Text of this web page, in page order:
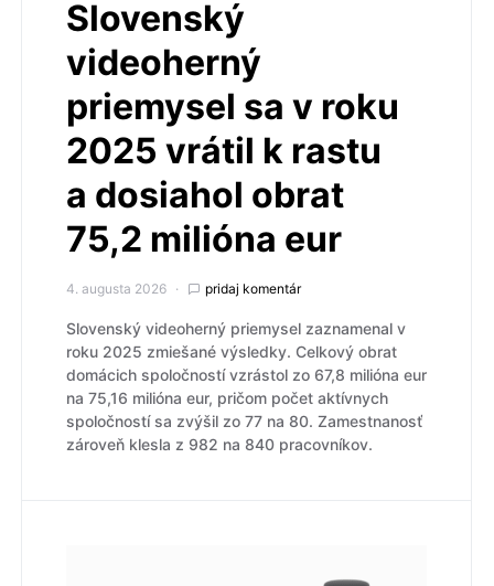
Slovenský
videoherný
priemysel sa v roku
2025 vrátil k rastu
a dosiahol obrat
75,2 milióna eur
4. augusta 2026 pridaj komentár
Slovenský videoherný priemysel zaznamenal v
roku 2025 zmiešané výsledky. Celkový obrat
domácich spoločností vzrástol zo 67,8 milióna eur
na 75,16 milióna eur, pričom počet aktívnych
spoločností sa zvýšil zo 77 na 80. Zamestnanosť
zároveň klesla z 982 na 840 pracovníkov.